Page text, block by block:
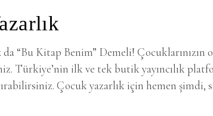
da “Bu Kitap Benim” Demeli!
Türkiye’nin ilk ve tek butik yayıncılık
Çocuk yazarlık için hemen şimdi,